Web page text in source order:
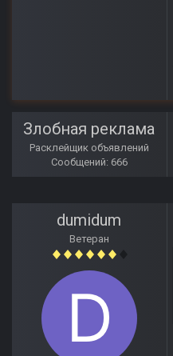
Злобная реклама
Расклейщик объявлений
Сообщений: 666
dumidum
Ветеран